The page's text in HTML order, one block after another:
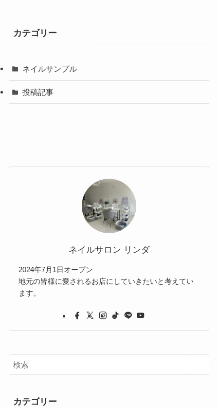
カテゴリー
ネイルサンプル
投稿記事
ネイルサロン リンダ
2024年7月1日オープン
地元の皆様に愛されるお店にしていきたいと考えてい
ます。
カテゴリー